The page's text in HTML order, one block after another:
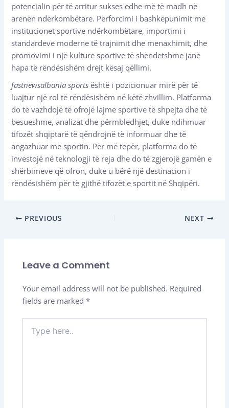
potencialin për të arritur sukses edhe më të madh në
arenën ndërkombëtare. Përforcimi i bashkëpunimit me
institucionet sportive ndërkombëtare, importimi i
standardeve moderne të trajnimit dhe menaxhimit, dhe
promovimi i një kulture sportive të shëndetshme janë
hapa të rëndësishëm drejt kësaj qëllimi.
fastnewsalbania sports është i pozicionuar mirë për të
luajtur një rol të rëndësishëm në këtë zhvillim. Platforma
do të vazhdojë të ofrojë lajme sportive të shpejta dhe të
besueshme, analizat dhe përmbledhjet, duke ndihmuar
tifozët shqiptarë të qëndrojnë të informuar dhe të
angazhuar me sportin. Për më tepër, platforma do të
investojë në teknologji të reja dhe do të zgjerojë gamën e
shërbimeve që ofron, duke u bërë një destinacion i
rëndësishëm për të gjithë tifozët e sportit në Shqipëri.
PREVIOUS NEXT
Leave a Comment
Your email address will not be published. Required
fields are marked*
here..